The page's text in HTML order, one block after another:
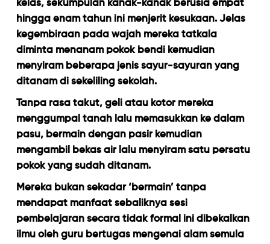
kelas, sekumpulan kanak-kanak berusia empat
hingga enam tahun ini menjerit kesukaan. Jelas
kegembiraan pada wajah mereka tatkala
diminta menanam pokok bendi kemudian
menyiram beberapa jenis sayur-sayuran yang
ditanam di sekeliling sekolah.
Tanpa rasa takut, geli atau kotor mereka
menggumpal tanah lalu memasukkan ke dalam
pasu, bermain dengan pasir kemudian
mengambil bekas air lalu menyiram satu persatu
pokok yang sudah ditanam.
Mereka bukan sekadar ‘bermain’ tanpa
mendapat manfaat sebaliknya sesi
pembelajaran secara tidak formal ini dibekalkan
ilmu oleh guru bertugas mengenai alam semula